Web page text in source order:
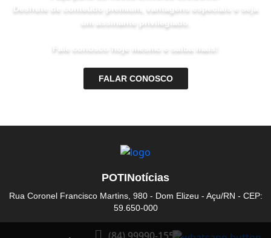
Desfrute de conteúdo premium, vantagens especiais e seja
um assinante privilegiado.
Fale conosco hoje mesmo e saiba mais!
FALAR CONOSCO
POTINotícias
Rua Coronel Francisco Martins, 980 - Dom Elizeu - Açu/RN - CEP:
59.650-000